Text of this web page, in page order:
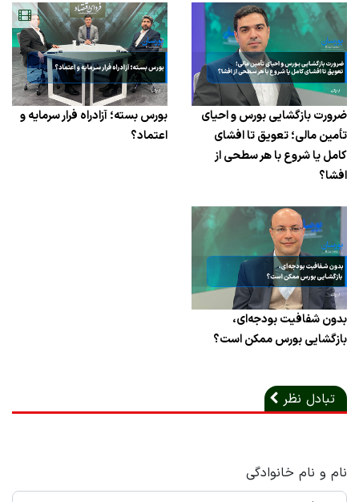
ضرورت بازگشایی بورس و احیای
تأمین مالی؛ تعویق تا افشای
کامل یا شروع با هر سطحی از
افشا؟
بورس بسته؛ آزادراه فرار سرمایه و
اعتماد؟
بدون شفافیت بودجه‌ای،
بازگشایی بورس ممکن است؟
تبادل نظر
نام و نام خانوادگی